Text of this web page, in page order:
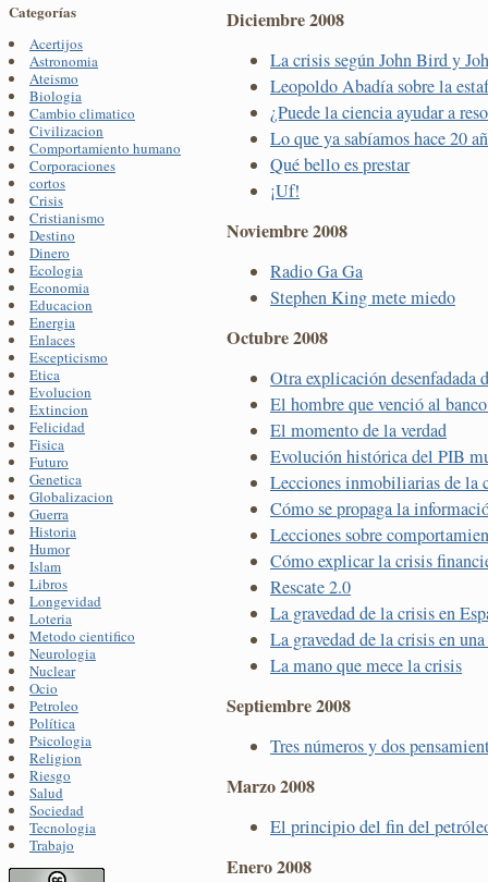
Categorías
Acertijos
Astronomia
Ateismo
Biologia
Cambio climatico
Civilizacion
Comportamiento humano
Corporaciones
cortos
Crisis
Cristianismo
Destino
Dinero
Ecologia
Economia
Educacion
Energia
Enlaces
Escepticismo
Etica
Evolucion
Extincion
Felicidad
Fisica
Futuro
Genetica
Globalizacion
Guerra
Historia
Humor
Islam
Libros
Longevidad
Loteria
Metodo cientifico
Neurologia
Nuclear
Ocio
Petroleo
Política
Psicologia
Religion
Riesgo
Salud
Sociedad
Tecnologia
Trabajo
Diciembre 2008
La crisis según John Bird y
Leopoldo Abadía sobre la
¿Puede la ciencia ayudar a
Lo que ya sabíamos hace 20
Qué bello es prestar
¡Uf!
Noviembre 2008
Radio Ga Ga
Stephen King mete miedo
Octubre 2008
Otra explicación desenfadada
El hombre que venció al
El momento de la verdad
Evolución histórica del PIB
Lecciones inmobiliarias de la
Cómo se propaga la
Lecciones sobre
Cómo explicar la crisis
Rescate 2.0
La gravedad de la crisis en
La gravedad de la crisis en
La mano que mece la crisis
Septiembre 2008
Tres números y dos
Marzo 2008
El principio del fin del
Enero 2008